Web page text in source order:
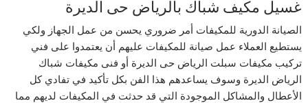
غسيل مكيف شباك بالرياض حى الديرة
الصيانة الدورية للمكيفات أمر ضروري يحسن من عمل الجهاز ولكي
يستطيع العملاء عمل صيانة للمكيفات عليهم أن يعتمدوا على فني
تركيب مكيفات سبلت الرياض حى الديرة أو فنى مكيفات شباك
الرياض الديرة وسوف يساعدهم هذا الفن بكل تأكيد في تفادي كل
الأعطال والمشاكل الموجودة التي قد حدثت في المكيفات لديهم مما